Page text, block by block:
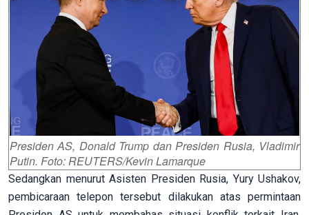
Presiden AS, Donald Trump dan Presiden Rusia, Vladimir
Putin. Foto: REUTERS/Kevin Lamarque
Sedangkan menurut Asisten Presiden Rusia, Yury Ushakov,
pembicaraan telepon tersebut dilakukan atas permintaan